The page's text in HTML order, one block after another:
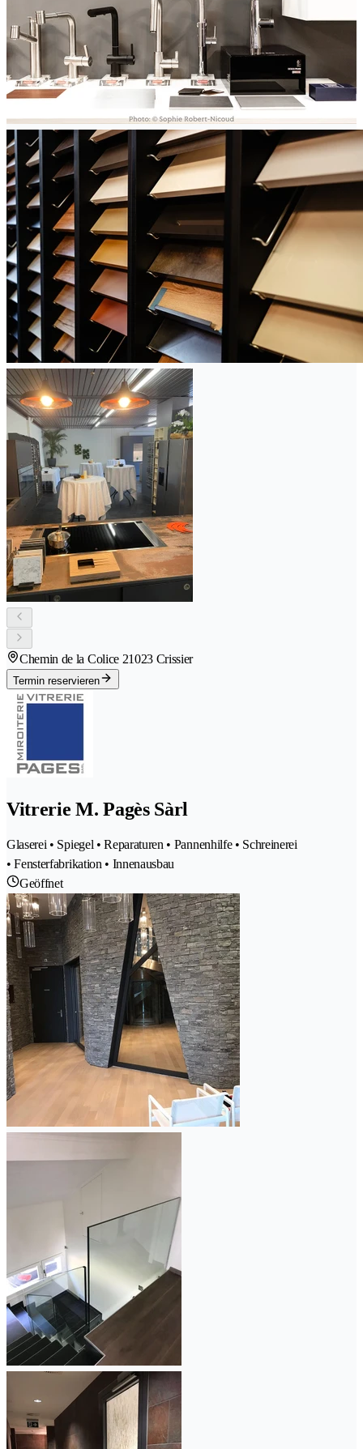
Chemin de la Colice 21023 Crissier
Termin reservieren
Vitrerie M. Pagès Sàrl
Glaserei • Spiegel • Reparaturen • Pannenhilfe • Schreinerei
• Fensterfabrikation • Innenausbau
Geöffnet